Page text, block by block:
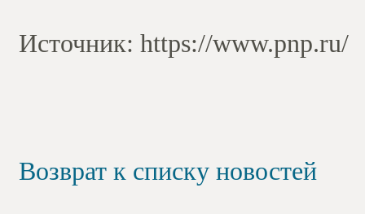
Источник: https://www.pnp.ru/
Возврат к списку новостей